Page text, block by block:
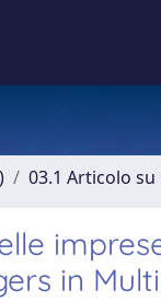
03.1 Articolo
in